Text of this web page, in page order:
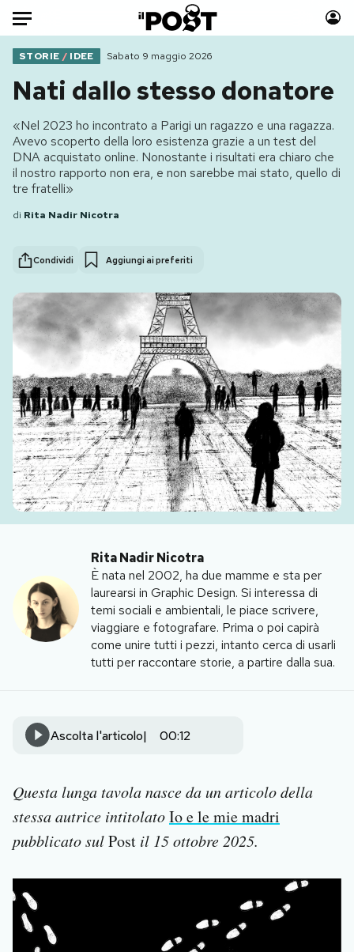
Auto
HOME
Italia
Mondo
Politica
Cultura
Economia
Moda
Libri
Consumismi
Altrecose
Mondiali calcio 2026
PODCAST
NEWSLETTER
I MIEI PREFERITI
CALENDARIO
AREA PERSONALE
Regala il Post
STORIE / IDEE Sabato 9 maggio 2026
Nati dallo stesso donatore
«Nel 2023 ho incontrato a Parigi un ragazzo e una ragazza.
Avevo scoperto della loro esistenza grazie a un test del
DNA acquistato online. Nonostante i risultati era chiaro che
il nostro rapporto non era, e non sarebbe mai stato, quello di
tre fratelli»
di Rita Nadir Nicotra
Condividi Aggiungi ai preferiti
Rita Nadir Nicotra
È nata nel 2002, ha due mamme e sta per
laurearsi in Graphic Design. Si interessa di
temi sociali e ambientali, le piace scrivere,
viaggiare e fotografare. Prima o poi capirà
come unire tutti i pezzi, intanto cerca di usarli
tutti per raccontare storie, a partire dalla sua.
Ascolta l'articolo 00:12
Questa lunga tavola nasce da un articolo della
stessa autrice intitolatoIo e le mie madri
pubblicato sulPost il 15 ottobre 2025.